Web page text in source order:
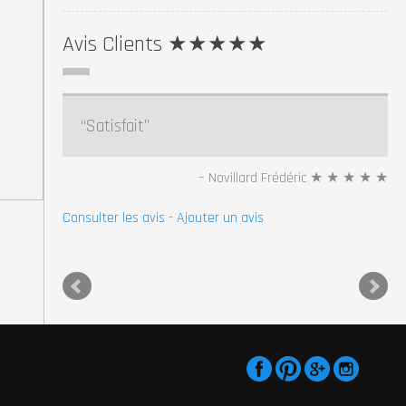
Avis Clients ★★★★★
Satisfait
Novillard Frédéric ★ ★ ★ ★ ★
Consulter les avis -Ajouter un avis
Très joli résultat, Merci beaucoup
Jean-Romain BIESSE ★★★★★
Consulter les avis -Ajouter un avis